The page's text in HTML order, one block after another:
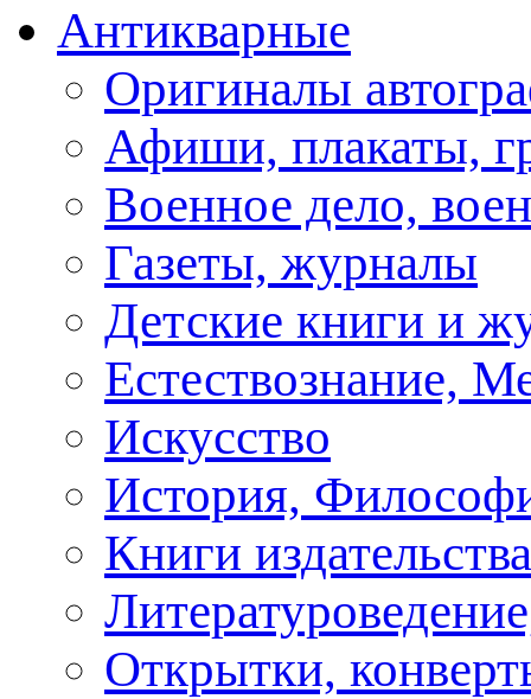
Антикварные
Оригиналы
Афиши, плакаты,
Военное дело,
Газеты, журналы
Детские книги и
Естествознание,
Искусство
История,
Книги
Открытки,